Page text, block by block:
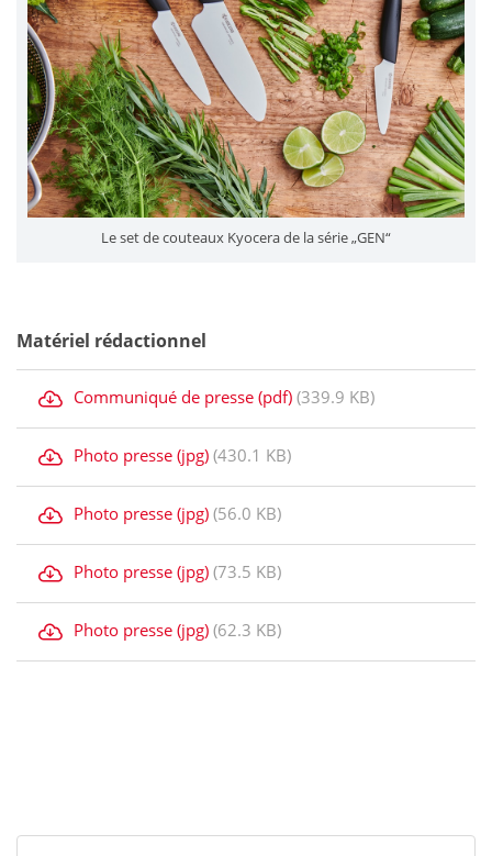
Le set de couteaux Kyocera de la série „GEN“
Matériel rédactionnel
Communiqué de presse (pdf) (339.9 KB)
Photo presse (jpg) (430.1 KB)
Photo presse (jpg) (56.0 KB)
Photo presse (jpg) (73.5 KB)
Photo presse (jpg) (62.3 KB)